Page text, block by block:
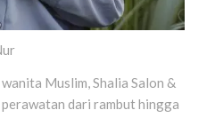
Muslim, Shalia Salon &
dari rambut hingga